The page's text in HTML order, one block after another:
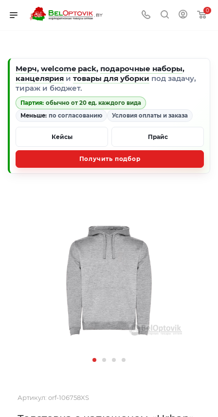
0
Мерч, welcome pack, подарочные наборы,
канцелярия и товары для уборки под задачу,
тираж и бюджет.
Партия: обычно от 20 ед. каждого вида
Меньше: по согласованию Условия оплаты и заказа
Кейсы Прайс
Получить подбор
Артикул: orf-106758XS